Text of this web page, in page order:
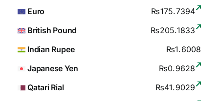
Euro
₨175.7394
British Pound
₨205.1833
Indian Rupee
₨1.6008
Japanese Yen
₨0.9628
Qatari Rial
₨41.9029